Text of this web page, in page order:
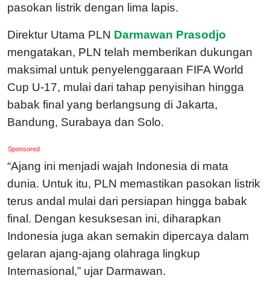
pasokan listrik dengan lima lapis.
Direktur Utama PLN Darmawan Prasodjo
mengatakan, PLN telah memberikan dukungan
maksimal untuk penyelenggaraan FIFA World
Cup U-17, mulai dari tahap penyisihan hingga
babak final yang berlangsung di Jakarta,
Bandung, Surabaya dan Solo.
Sponsored
“Ajang ini menjadi wajah Indonesia di mata
dunia. Untuk itu, PLN memastikan pasokan listrik
terus andal mulai dari persiapan hingga babak
final. Dengan kesuksesan ini, diharapkan
Indonesia juga akan semakin dipercaya dalam
gelaran ajang-ajang olahraga lingkup
Internasional,” ujar Darmawan.